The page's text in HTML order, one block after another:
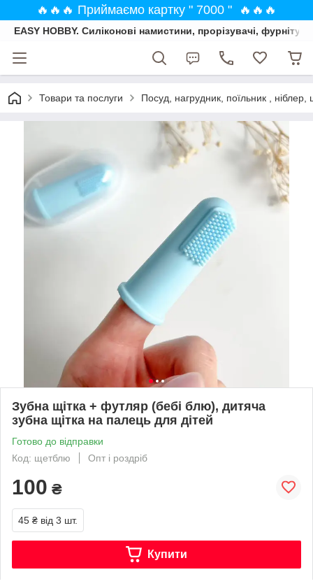
🔥🔥🔥 Приймаємо картку " 7000 " 🔥🔥🔥
EASY HOBBY. Силіконові намистини, прорізувачі,
Товари та послуги Посуд, нагрудник, поїльник , ніблер,
Зубна щітка + футляр (бебі блю), дитяча
зубна щітка на палець для дітей
Готово до відправки
Код: щетблю
Опт і роздріб
100 ₴
45 ₴ від 3 шт.
Купити